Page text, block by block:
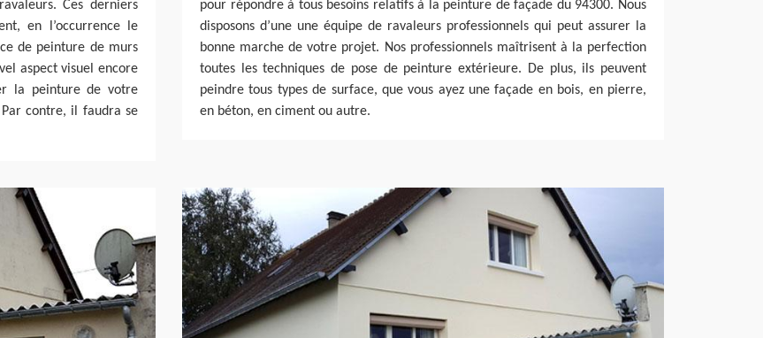
Ces derniers
en l’occurrence le
de peinture de murs
aspect visuel encore
la peinture de votre
contre, il faudra se
pour répondre à tous besoins relatifs à la peinture de façade du 94300. Nous
disposons d’une une équipe de ravaleurs professionnels qui peut assurer la
bonne marche de votre projet. Nos professionnels maîtrisent à la perfection
toutes les techniques de pose de peinture extérieure. De plus, ils peuvent
peindre tous types de surface, que vous ayez une façade en bois, en pierre,
en béton, en ciment ou autre.